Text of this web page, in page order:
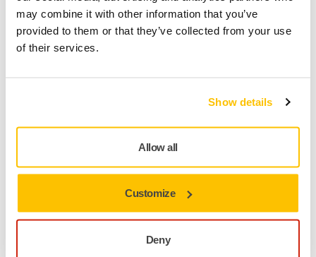
may combine it with other information that you’ve
provided to them or that they’ve collected from your use
of their services.
Show details
Allow all
Customize
Deny
underlagsplattan ger jämna och konsekventa resultat med
minimal ansträngning, vilket säkerställer en jämn finish över
stora ytor. Dess Grip-fästsystem håller slipmaterialet säkert
på plats, vilket ger ökad kontroll och säkerhet under drift.
Jämn finish: Ger jämn, konsekvent slipning med
minimal ansträngning, vilket säkerställer enhetlig
Grip-fästsystem: Säkrar slipmaterialet, förbättrar
kontrollen och säkerheten under drift.